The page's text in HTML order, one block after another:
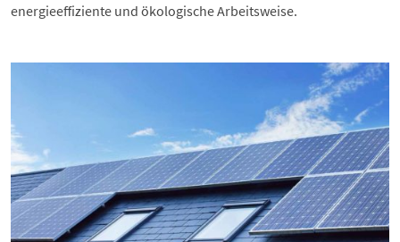
energieeffiziente und ökologische Arbeitsweise.